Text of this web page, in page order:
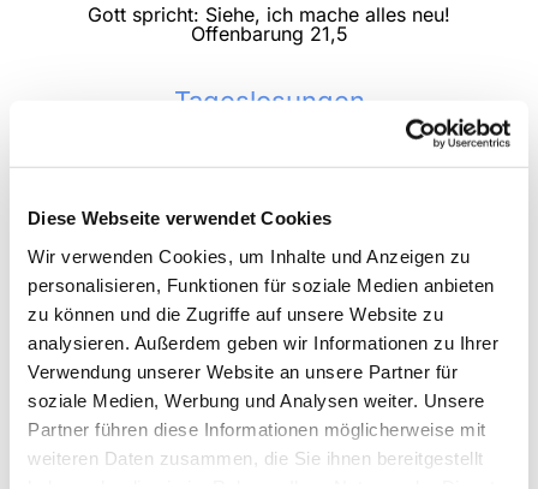
Diese Webseite verwendet Cookies
Wir verwenden Cookies, um Inhalte und Anzeigen zu
personalisieren, Funktionen für soziale Medien anbieten
zu können und die Zugriffe auf unsere Website zu
analysieren. Außerdem geben wir Informationen zu Ihrer
Verwendung unserer Website an unsere Partner für
soziale Medien, Werbung und Analysen weiter. Unsere
Partner führen diese Informationen möglicherweise mit
weiteren Daten zusammen, die Sie ihnen bereitgestellt
Gott spricht: Siehe, ich mache alles neu!
Offenbarung 21,5
Tageslosungen
Kontakt